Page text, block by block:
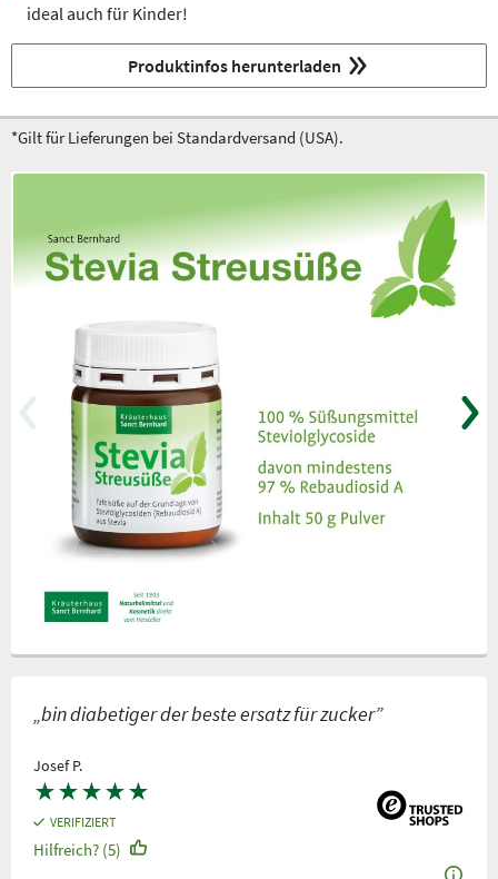
ideal auch für Kinder!
Produktinfos herunterladen
*Gilt für Lieferungen bei Standardversand (USA).
„bin diabetiger der beste ersatz für zucker”
Josef P.
★★★★★
VERIFIZIERT
Hilfreich? (5)